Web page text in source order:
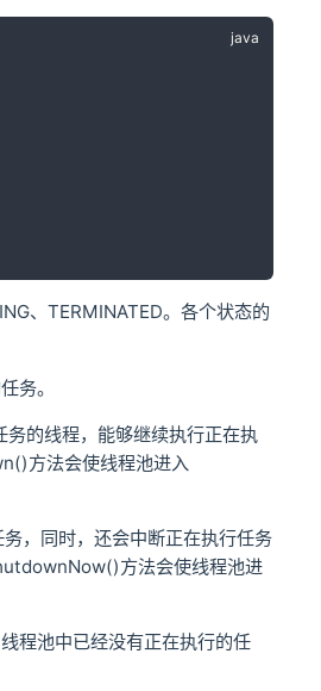
、TERMINATED。各个状态的
务。
的线程，能够继续执行正在执
方法会使线程池进入
，同时，还会中断正在执行任务
方法会使线程池进
程池中已经没有正在执行的任